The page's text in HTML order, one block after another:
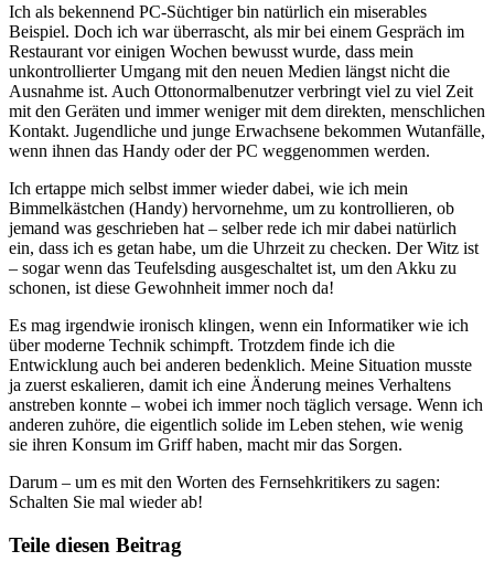
Ich als bekennend PC-Süchtiger bin natürlich ein miserables
Beispiel. Doch ich war überrascht, als mir bei einem Gespräch im
Restaurant vor einigen Wochen bewusst wurde, dass mein
unkontrollierter Umgang mit den neuen Medien längst nicht die
Ausnahme ist. Auch Ottonormalbenutzer verbringt viel zu viel Zeit
mit den Geräten und immer weniger mit dem direkten, menschlichen
Kontakt. Jugendliche und junge Erwachsene bekommen Wutanfälle,
wenn ihnen das Handy oder der PC weggenommen werden.
Ich ertappe mich selbst immer wieder dabei, wie ich mein
Bimmelkästchen (Handy) hervornehme, um zu kontrollieren, ob
jemand was geschrieben hat – selber rede ich mir dabei natürlich
ein, dass ich es getan habe, um die Uhrzeit zu checken. Der Witz ist
– sogar wenn das Teufelsding ausgeschaltet ist, um den Akku zu
schonen, ist diese Gewohnheit immer noch da!
Es mag irgendwie ironisch klingen, wenn ein Informatiker wie ich
über moderne Technik schimpft. Trotzdem finde ich die
Entwicklung auch bei anderen bedenklich. Meine Situation musste
ja zuerst eskalieren, damit ich eine Änderung meines Verhaltens
anstreben konnte – wobei ich immer noch täglich versage. Wenn ich
anderen zuhöre, die eigentlich solide im Leben stehen, wie wenig
sie ihren Konsum im Griff haben, macht mir das Sorgen.
Darum – um es mit den Worten des Fernsehkritikers zu sagen:
Schalten Sie mal wieder ab!
Teile diesen Beitrag